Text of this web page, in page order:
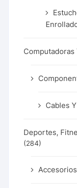
Cables
Deportes,
(284)